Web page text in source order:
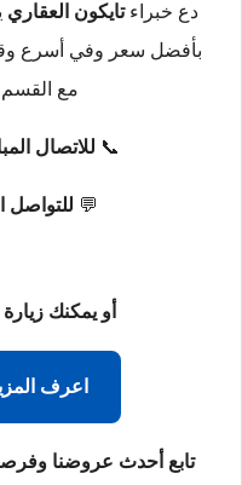
دع خبراءتايكون العقاري
بأفضل سعر وفي أسرع
مع
📞 للاتصال
💬 للتواصل
أو يمكنك
اعرف
تابع أحدث عروضنا